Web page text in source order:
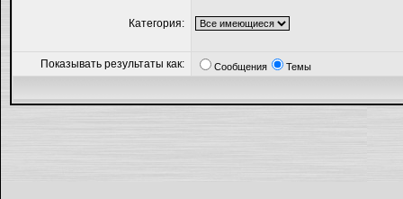
Категория:
Показывать результаты как: Сообщения Темы